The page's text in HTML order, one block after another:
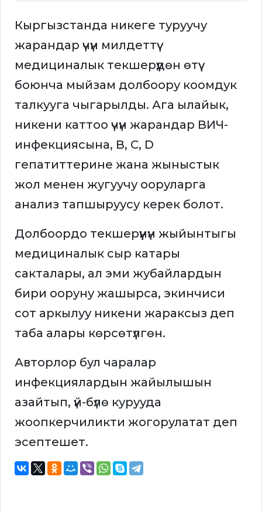
Кыргызстанда никеге туруучу
жарандар үчүн милдеттүү
медициналык текшерүүдөн өтүү
боюнча мыйзам долбоору коомдук
талкууга чыгарылды. Ага ылайык,
никени каттоо үчүн жарандар ВИЧ-
инфекциясына, В, С, D
гепатиттерине жана жыныстык
жол менен жугуучу ооруларга
анализ тапшыруусу керек болот.
Долбоордо текшерүүнүн жыйынтыгы
медициналык сыр катары
сакталары, ал эми жубайлардын
бири ооруну жашырса, экинчиси
сот аркылуу никени жараксыз деп
таба алары көрсөтүлгөн.
Авторлор бул чаралар
инфекциялардын жайылышын
азайтып, үй-бүлө курууда
жоопкерчиликти жогорулатат деп
эсептешет.